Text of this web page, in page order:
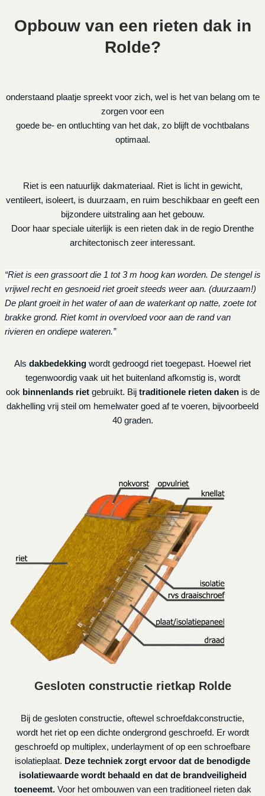
Opbouw van een rieten dak in
Rolde?
onderstaand plaatje spreekt voor zich, wel is het van belang om te
zorgen voor een
goede be- en ontluchting van het dak, zo blijft de vochtbalans
optimaal.
Riet is een natuurlijk dakmateriaal. Riet is licht in gewicht,
ventileert, isoleert, is duurzaam, en ruim beschikbaar en geeft een
bijzondere uitstraling aan het gebouw.
Door haar speciale uiterlijk is een rieten dak in de regio Drenthe
architectonisch zeer interessant.
“Riet is een grassoort die 1 tot 3 m hoog kan worden. De stengel is
vrijwel recht en gesnoeid riet groeit steeds weer aan. (duurzaam!)
De plant groeit in het water of aan de waterkant op natte, zoete tot
brakke grond. Riet komt in overvloed voor aan de rand van
rivieren en ondiepe wateren.”
Als dakbedekking wordt gedroogd riet toegepast. Hoewel riet
tegenwoordig vaak uit het buitenland afkomstig is, wordt
ook binnenlands rietgebruikt. Bij traditionele rieten dakenis de
dakhelling vrij steil om hemelwater goed af te voeren, bijvoorbeeld
40 graden.
Gesloten constructie rietkap Rolde
Bij de gesloten constructie, oftewel schroefdakconstructie,
wordt het riet op een dichte ondergrond geschroefd. Er wordt
geschroefd op multiplex, underlayment of op een schroefbare
isolatieplaat. Deze techniek zorgt ervoor dat de benodigde
isolatiewaarde wordt behaald en dat de brandveiligheid
toeneemt.Voor het ombouwen van een traditioneel rieten dak